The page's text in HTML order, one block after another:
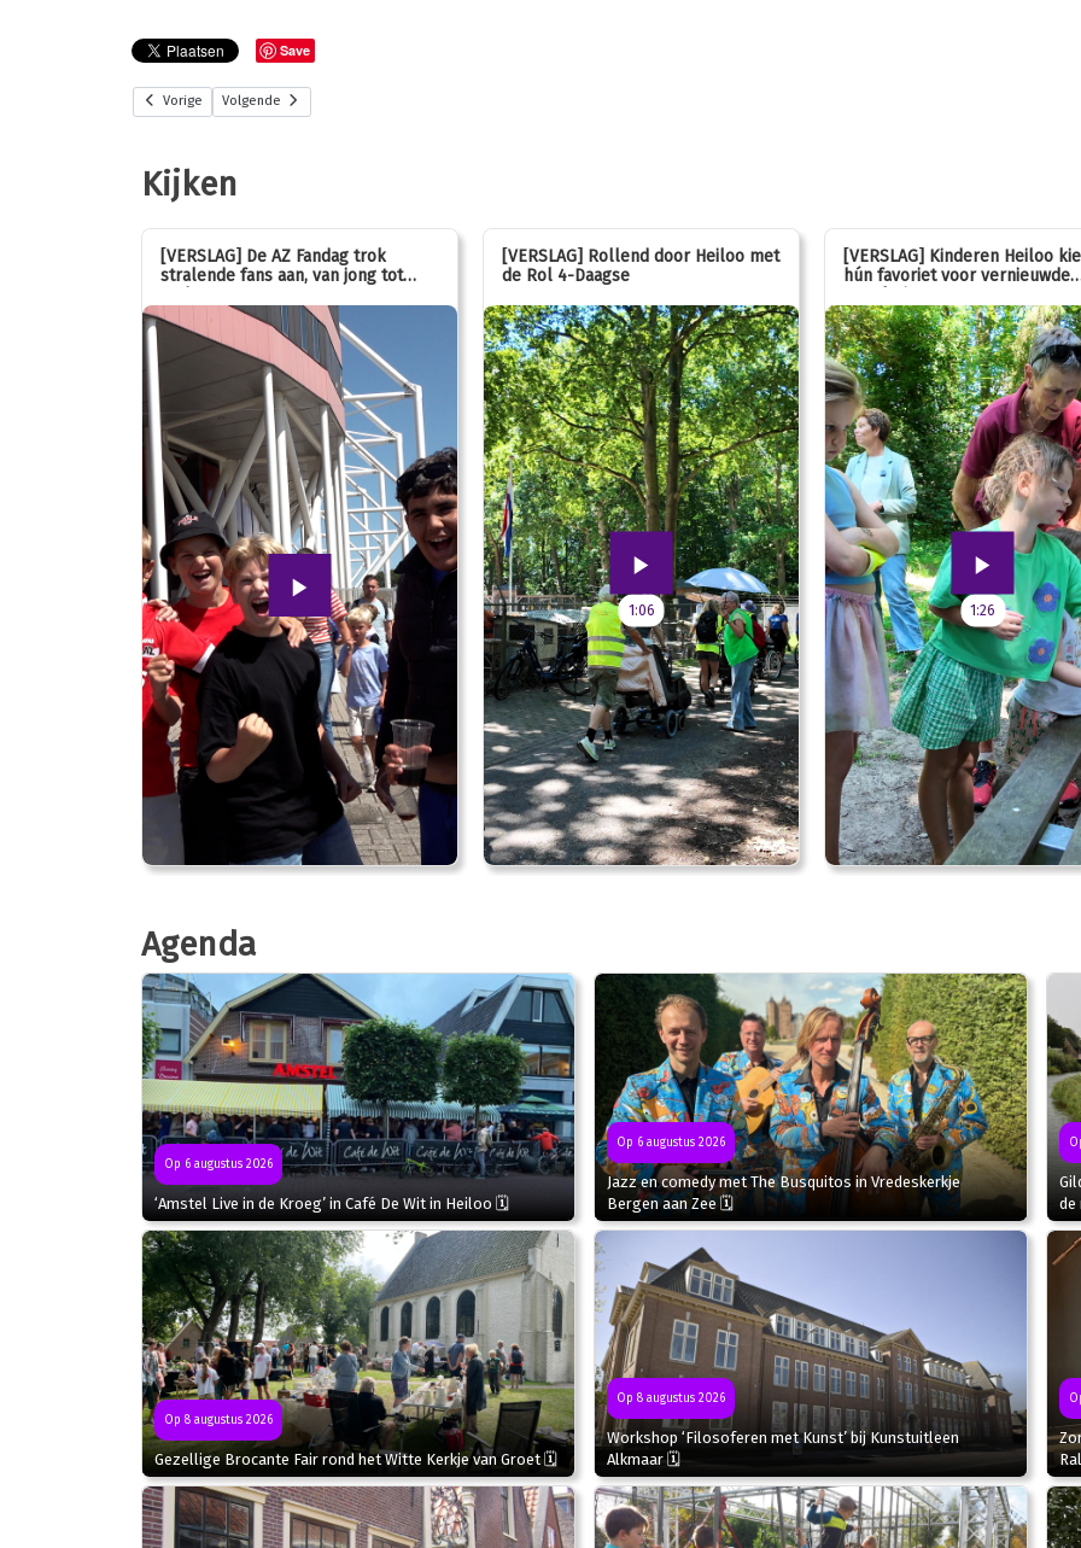
Save
Vorige Volgende
Kijken
[VERSLAG] De AZ Fandag trok
stralende fans aan, van jong tot
[VERSLAG] Rollend door Heiloo met
de Rol 4-Daagse
1:06
[VERSLAG] Kinderen Heiloo
hún favoriet voor vernieuwde
1:26
Agenda
Op 6 augustus 2026
‘Amstel Live in de Kroeg’ in Café De Wit in Heiloo 🗓
Op 6 augustus 2026
Jazz en comedy met The Busquitos in Vredeskerkje
Bergen aan Zee 🗓
de
Op 8 augustus 2026
Gezellige Brocante Fair rond het Witte Kerkje van Groet 🗓
Op 8 augustus 2026
Workshop ‘Filosoferen met Kunst’ bij Kunstuitleen
Alkmaar 🗓